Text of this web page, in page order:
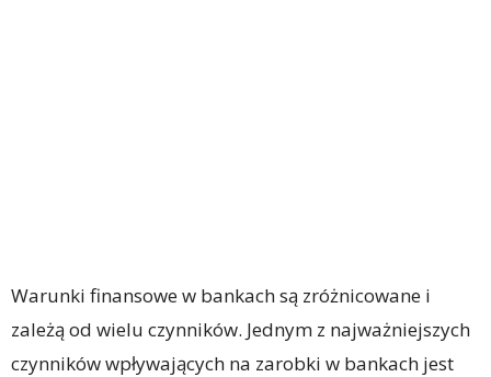
Warunki finansowe w bankach są zróżnicowane i
zależą od wielu czynników. Jednym z najważniejszych
czynników wpływających na zarobki w bankach jest